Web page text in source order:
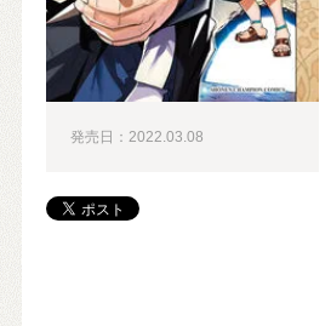
発売日：2022.03.08